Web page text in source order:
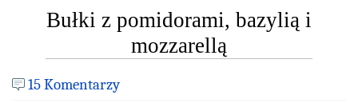
Bułki z pomidorami, bazylią i
mozzarellą
15 Komentarzy